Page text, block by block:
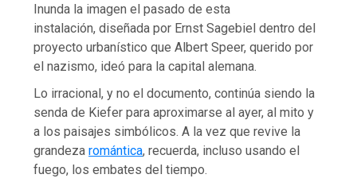
Inunda la imagen el pasado de esta
instalación, diseñada por Ernst Sagebiel dentro del
proyecto urbanístico que Albert Speer, querido por
el nazismo, ideó para la capital alemana.
Lo irracional, y no el documento, continúa siendo la
senda de Kiefer para aproximarse al ayer, al mito y
a los paisajes simbólicos. A la vez que revive la
grandezaromántica, recuerda, incluso usando el
fuego, los embates del tiempo.